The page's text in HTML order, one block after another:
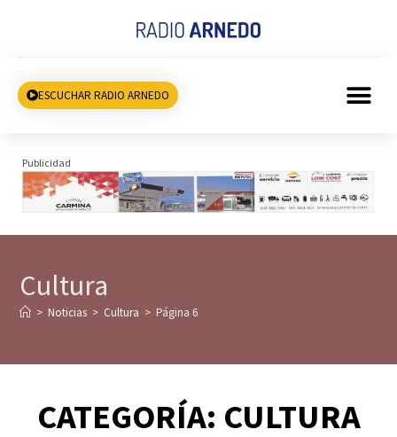
ESCUCHAR RADIO ARNEDO
Publicidad
Cultura
> Noticias > Cultura > Página 6
CATEGORÍA: CULTURA